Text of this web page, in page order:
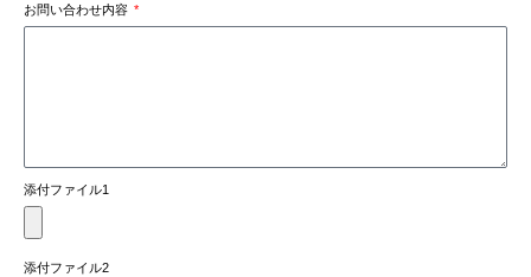
お問い合わせ内容
添付ファイル1
添付ファイル2